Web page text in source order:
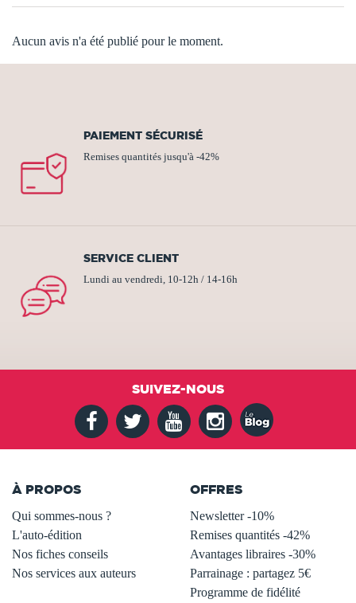
Aucun avis n'a été publié pour le moment.
PAIEMENT SÉCURISÉ
Remises quantités jusqu'à -42%
SERVICE CLIENT
Lundi au vendredi, 10-12h / 14-16h
SUIVEZ-NOUS
À PROPOS
Qui sommes-nous ?
L'auto-édition
Nos fiches conseils
Nos services aux auteurs
OFFRES
Newsletter -10%
Remises quantités -42%
Avantages libraires -30%
Parrainage : partagez 5€
Programme de fidélité